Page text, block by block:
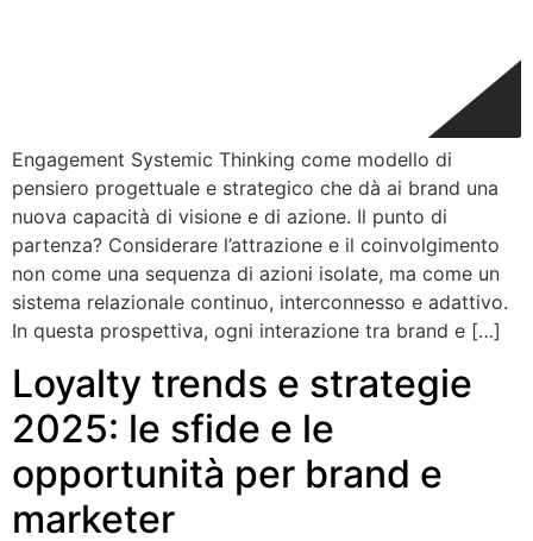
Engagement Systemic Thinking come modello di
pensiero progettuale e strategico che dà ai brand una
nuova capacità di visione e di azione. Il punto di
partenza? Considerare l’attrazione e il coinvolgimento
non come una sequenza di azioni isolate, ma come un
sistema relazionale continuo, interconnesso e adattivo.
In questa prospettiva, ogni interazione tra brand e […]
Loyalty trends e strategie
2025: le sfide e le
opportunità per brand e
marketer